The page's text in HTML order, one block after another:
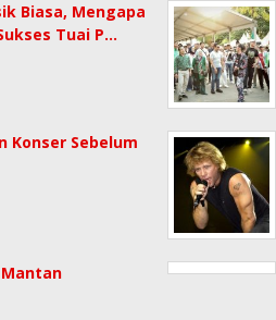
Biasa, Mengapa
Tuai P…
Konser Sebelum